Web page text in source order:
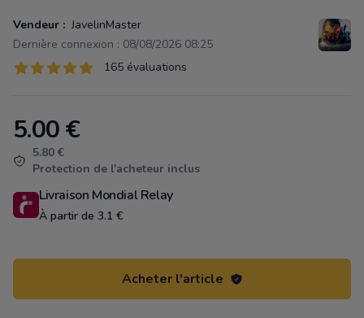
Vendeur : JavelinMaster
Dernière connexion : 08/08/2026 08:25
Évaluations
165 sur 5 étoiles165 évaluations
Product information
5.00€
5.80 €
Protection de l'acheteur inclus
Livraison Mondial Relay
À partir de 3.1 €
Acheter l'article